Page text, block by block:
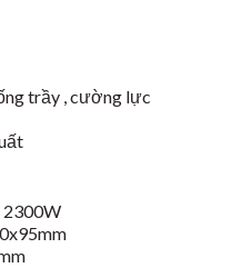
trầy , cường lực
2300W